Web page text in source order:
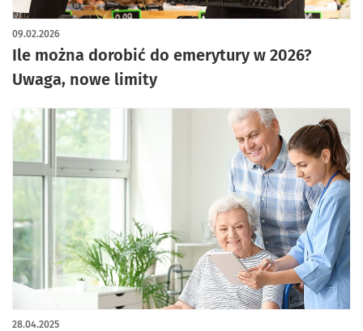
Ile można dorobić do emerytury w 2026?
Uwaga, nowe limity
09.02.2026
28.04.2025